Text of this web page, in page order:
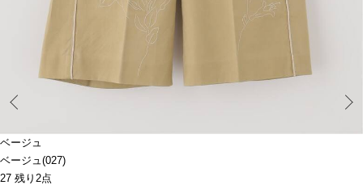
ベージュ
ベージュ(027)
27 残り2点